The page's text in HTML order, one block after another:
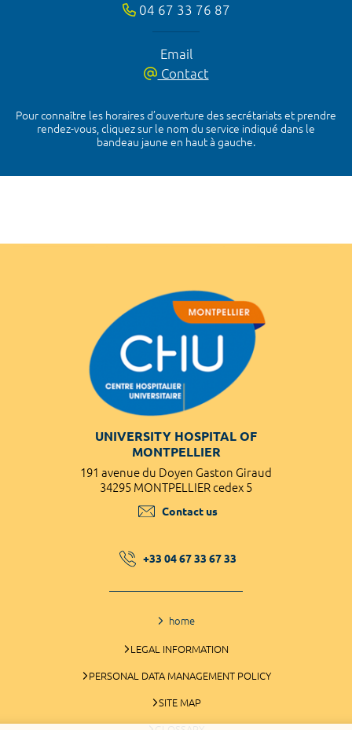
04 67 33 76 87
Email
Contact
Pour connaître les horaires d’ouverture des secrétariats et prendre
rendez-vous, cliquez sur le nom du service indiqué dans le
bandeau jaune en haut à gauche.
UNIVERSITY HOSPITAL OF
MONTPELLIER
191 avenue du Doyen Gaston Giraud
34295 MONTPELLIER cedex 5
Contact us
+33 04 67 33 67 33
home
LEGAL INFORMATION
PERSONAL DATA MANAGEMENT POLICY
SITE MAP